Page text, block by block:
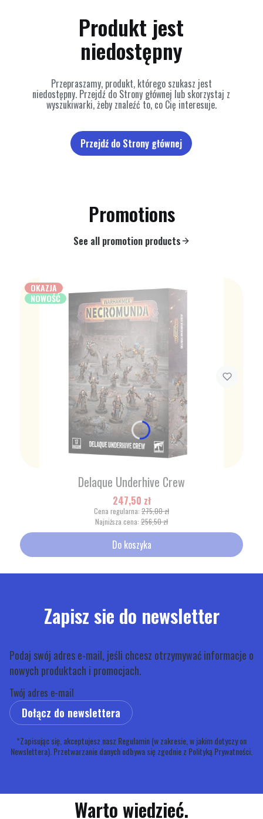
Produkt jest
niedostępny
Przepraszamy, produkt, którego szukasz jest
niedostępny. Przejdź do Strony głównej lub skorzystaj z
wyszukiwarki, żeby znaleźć to, co Cię interesuje.
Przejdź do Strony głównej
Promotions
See all promotion products
OKAZJA
NOWOŚĆ
Do koszyka
Delaque Underhive Crew
Cena promocyjna
247,50 zł
Cena regularna: 275,00 zł
Najniższa cena: 256,50 zł
Zapisz sie do newsletter
Podaj swój adres e-mail, jeśli chcesz otrzymywać informacje o
nowych produktach i promocjach.
Twój adres e-mail
Dołącz do newslettera
*Zapisując się, akceptujesz nasz Regulamin (w zakresie, w jakim dotyczy on
Newslettera). Przetwarzanie danych odbywa się zgodnie z Polityką Prywatności.
Warto wiedzieć.